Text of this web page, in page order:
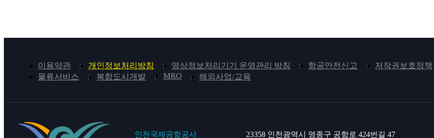
이용약관 개인정보처리방침 영상정보처리기기 운영관리 방침 항공안전신고
저작권보호정책
물류서비스
복합도시개발 MRO 해외사업/교육
인천국제공항공사 23358 인천광역시 영종구 공항로 424번길 47